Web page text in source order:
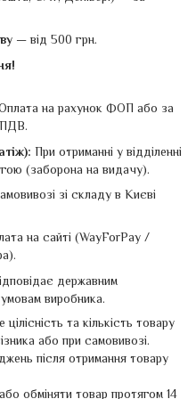
— від 500 грн.
на рахунок ФОП або за
ПДВ.
При отриманні у відділенні
(заборона на видачу).
зі складу в Києві
на сайті (WayForPay /
державним
виробника.
та кількість товару
або при самовивозі.
після отримання товару
обміняти товар протягом 14